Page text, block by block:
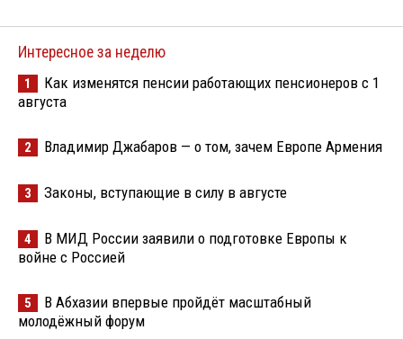
Интересное за неделю
1
Как изменятся пенсии работающих пенсионеров с 1
августа
2 Владимир Джабаров — о том, зачем Европе Армения
3 Законы, вступающие в силу в августе
4
В МИД России заявили о подготовке Европы к
войне с Россией
5
В Абхазии впервые пройдёт масштабный
молодёжный форум